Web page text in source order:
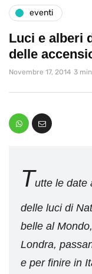
eventi
Luci e alberi
delle
Novembre 17, 2014 3
Tutte le date
delle luci di
belle al
Londra,
e per finire in